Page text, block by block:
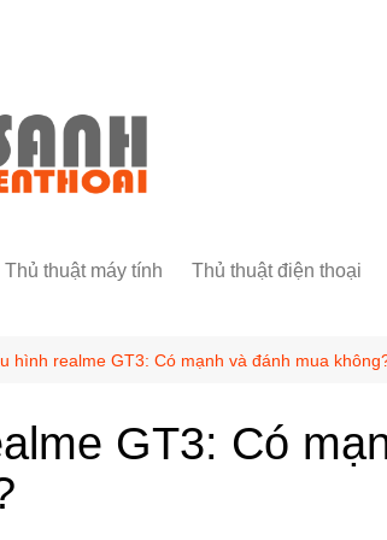
Thủ thuật máy tính Thủ thuật điện thoại
hình realme GT3: Có mạnh và đánh mua
GT3: Có